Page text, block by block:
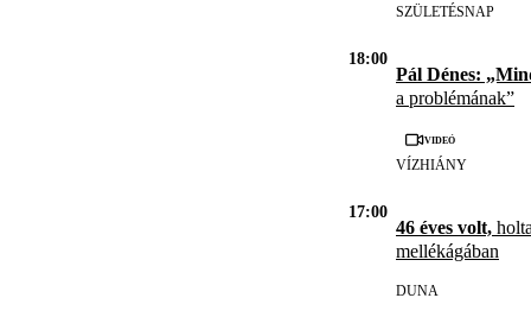
SZÜLETÉSNAP
18:00
Pál Dénes:
a problémának”
Videó
VÍZHIÁNY
17:00
46 éves volt,
mellékágában
DUNA